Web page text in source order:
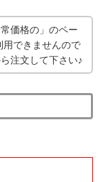
価格の」のペー
できませんので
注文して下さい♪